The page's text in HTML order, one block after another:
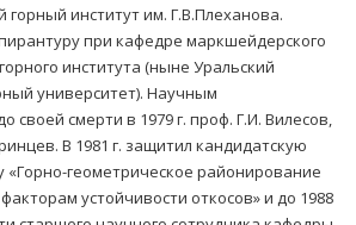
горный институт им. Г.В.Плеханова.
при кафедре маркшейдерского
института (ныне Уральский
университет). Научным
своей смерти в 1979 г. проф. Г.И. Вилесов,
В 1981 г. защитил кандидатскую
«Горно-геометрическое районирование
устойчивости откосов» и до 1988